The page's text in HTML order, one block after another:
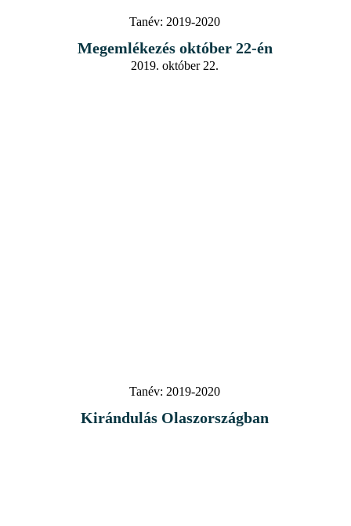
Tanév: 2019-2020
Megemlékezés október 22-én
2019. október 22.
Tanév: 2019-2020
Kirándulás Olaszországban